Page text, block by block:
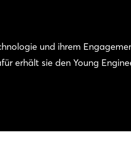
und ihrem
erhält sie den Young